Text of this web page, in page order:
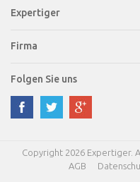
Expertiger
Firma
Folgen Sie uns
Copyright 2026 Expertiger.
AGB